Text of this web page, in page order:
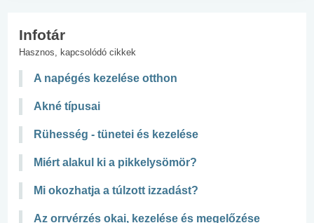
Infotár
Hasznos, kapcsolódó cikkek
A napégés kezelése otthon
Akné típusai
Rühesség - tünetei és kezelése
Miért alakul ki a pikkelysömör?
Mi okozhatja a túlzott izzadást?
Az orrvérzés okai, kezelése és megelőzése